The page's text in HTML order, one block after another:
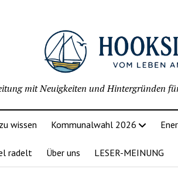
mit Neuigkeiten und Hintergründen
wissen Kommunalwahl 2026
radelt Über uns LESER-MEINUNG